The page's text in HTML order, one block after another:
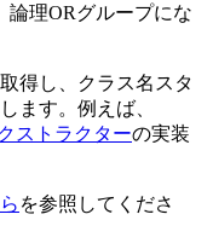
論理ORグループにな
得し、クラス名スタ
ます。例えば、
ストラクターの実装
を参照してくださ